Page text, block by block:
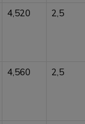
4,520 2,5
4,560 2,5